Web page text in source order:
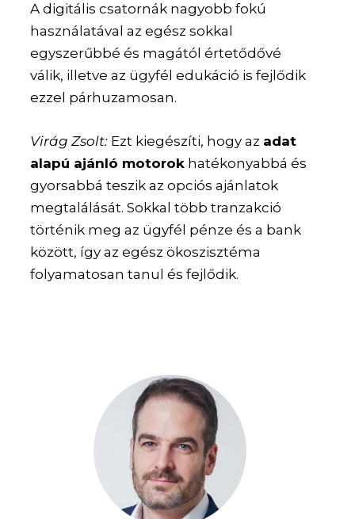
A digitális csatornák nagyobb fokú
használatával az egész sokkal
egyszerűbbé és magától értetődővé
válik, illetve az ügyfél edukáció is fejlődik
ezzel párhuzamosan.
Virág Zsolt: Ezt kiegészíti, hogy az adat
alapú ajánló motorok hatékonyabbá és
gyorsabbá teszik az opciós ajánlatok
megtalálását. Sokkal több tranzakció
történik meg az ügyfél pénze és a bank
között, így az egész ökoszisztéma
folyamatosan tanul és fejlődik.